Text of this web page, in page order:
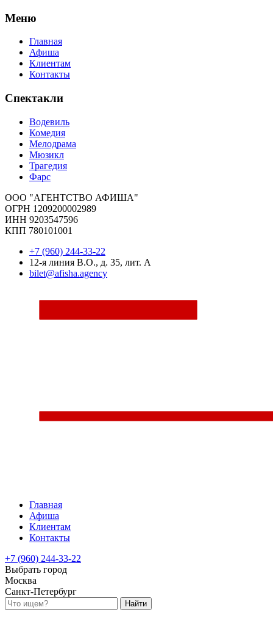
Меню
Главная
Афиша
Клиентам
Контакты
Спектакли
Водевиль
Комедия
Мелодрама
Мюзикл
Трагедия
Фарс
ООО "АГЕНТСТВО АФИША"
ОГРН 1209200002989
ИНН 9203547596
КПП 780101001
+7 (960) 244-33-22
12-я линия В.О., д. 35, лит. А
bilet@afisha.agency
Главная
Афиша
Клиентам
Контакты
+7 (960) 244-33-22
Выбрать город
Москва
Санкт-Петербург